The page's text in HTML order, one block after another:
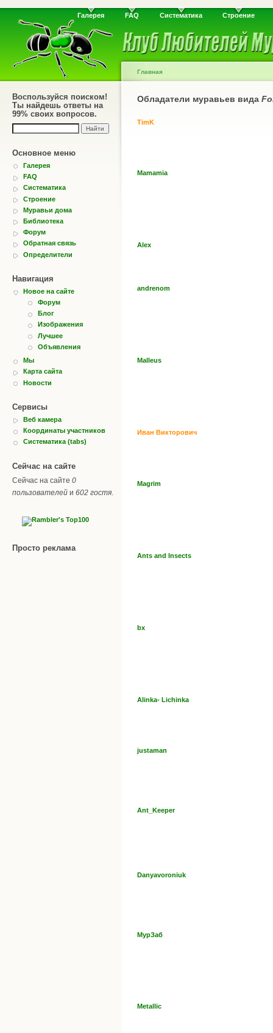
Галерея FAQ Систематика Строение
Воспользуйся поиском!
Ты найдешь ответы на
99% своих вопросов.
Основное меню
Галерея
FAQ
Систематика
Строение
Муравьи дома
Библиотека
Форум
Обратная связь
Определители
Навигация
Новое на сайте
Форум
Блог
Изображения
Лучшее
Объявления
Мы
Карта сайта
Новости
Сервисы
Веб камера
Координаты участников
Систематика (tabs)
Сейчас на сайте
Сейчас на сайте 0
пользователей и 602 гостя
Просто реклама
Главная
Обладатели муравьев вида
TimK
Mamamia
Alex
andrenom
Malleus
Иван Викторович
Magrim
Ants and Insects
bx
Alinka- Lichinka
justaman
Ant_Keeper
Danyavoroniuk
МурЗаб
Metallic